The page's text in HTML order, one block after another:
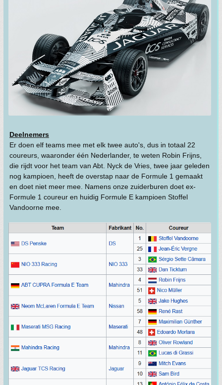
Deelnemers
Er doen elf teams mee met elk twee auto's, dus in totaal 22
coureurs, waaronder één Nederlander, te weten Robin Frijns,
die rijdt voor het team van Abt. Nyck de Vries, twee jaar geleden
nog kampioen, heeft de overstap naar de Formule 1 gemaakt
en doet niet meer mee. Namens onze zuiderburen doet ex-
Formule 1 coureur en huidig Formule E kampioen Stoffel
Vandoorne mee.